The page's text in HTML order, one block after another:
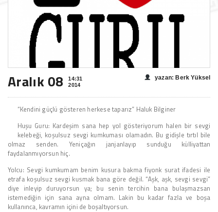
Aralık 08
14:31
2014
yazan: Berk Yüksel
“Kendini güçlü gösteren herkese taparız” Haluk Bilginer
Huşu Guru: Kardeşim sana hep yol gösteriyorum halen bir sevgi
kelebeği, koşulsuz sevgi kumkuması olamadın. Bu gidişle tırtıl bile
olmaz senden. Yeniçağın janjanlayıp sunduğu külliyattan
faydalanmıyorsun hiç.
Yolcu: Sevgi kumkumam benim kusura bakma fiyonk surat ifadesi ile
etrafa koşulsuz sevgi kusmak bana göre değil. “Aşk, aşk, sevgi sevgi”
diye inleyip duruyorsun ya; bu senin tercihin bana bulaşmazsan
istemediğin için sana ayna olmam. Lakin bu kadar fazla ve boşa
kullanınca, kavramın içini de boşaltıyorsun.